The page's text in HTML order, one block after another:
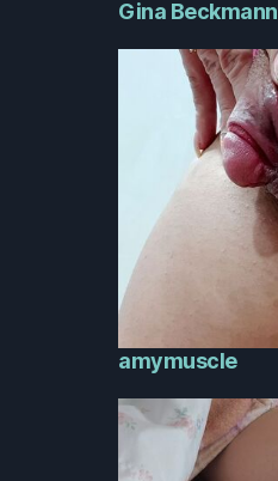
Gina Beckmann
amymuscle